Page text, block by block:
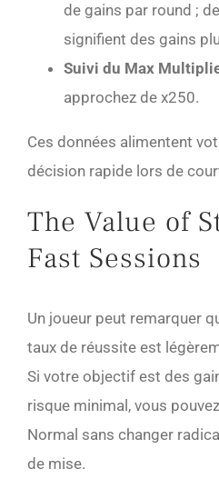
de gains par round ;
signifient des gains
Suivi du Max
approchez de x250.
Ces données alimentent
décision rapide lors de
The Value of
Fast Sessions
Un joueur peut remarquer
taux de réussite est
Si votre objectif est des
risque minimal, vous
Normal sans changer
de mise.